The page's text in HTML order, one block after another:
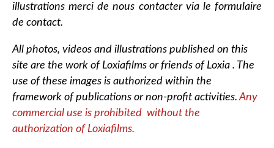
illustrations merci de nous contacter via le formulaire
de contact.
All photos, videos and illustrations published on this
site are the work of Loxiafilms or friends of Loxia . The
use of these images is authorized within the
framework of publications or non-profit activities.Any
commercial use is prohibited without the
authorization of Loxiafilms.